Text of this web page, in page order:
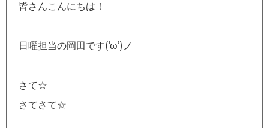
皆さんこんにちは！
日曜担当の岡田です(‘ω’)ノ
さて☆
さてさて☆